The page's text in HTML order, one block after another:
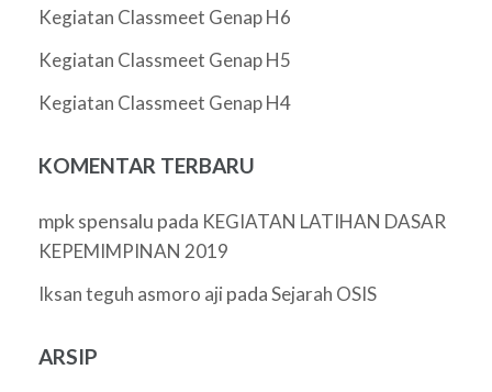
Kegiatan Classmeet Genap H6
Kegiatan Classmeet Genap H5
Kegiatan Classmeet Genap H4
KOMENTAR TERBARU
mpk spensalu pada KEGIATAN LATIHAN DASAR
KEPEMIMPINAN 2019
Iksan teguh asmoro aji padaSejarah OSIS
ARSIP